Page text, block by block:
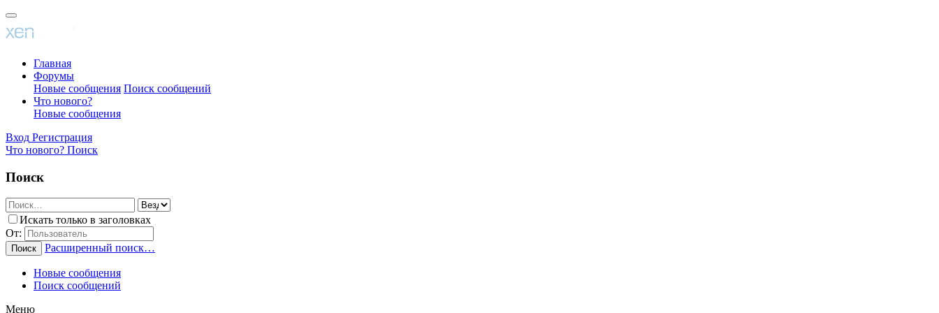
Главная
Форумы
Новые сообщения Поиск сообщений
Что нового?
Новые сообщения
Вход Регистрация
Что нового? Поиск
Поиск
Искать только в заголовках
От:
Поиск Расширенный поиск…
Новые сообщения
Поиск сообщений
Меню